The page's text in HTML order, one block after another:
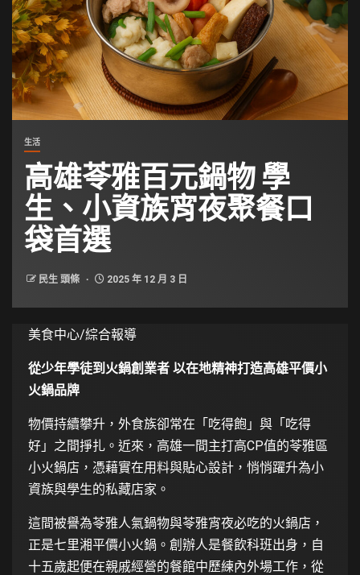
生活
高雄苓雅百元鍋物 學
生、小資族宵夜聚餐口
袋首選
民生 頭條 2025 年 12 月 3 日
美食中心/綜合報導
從少年學徒到火鍋創業者 以在地精神打造高雄平價小
火鍋品牌
物價持續攀升，外食族卻常在「吃得飽」與「吃得
好」之間掙扎。近來，高雄一間主打高CP值的苓雅區
小火鍋店，憑藉實在用料與貼心設計，悄悄躍升為小
資族與學生的私藏店家。
這間被譽為苓雅人氣鍋物與苓雅宵夜必吃的火鍋店，
正是七里湘平價小火鍋。創辦人是餐飲科班出身，自
十五歲起便在親戚經營的餐館中歷練內外場工作，從